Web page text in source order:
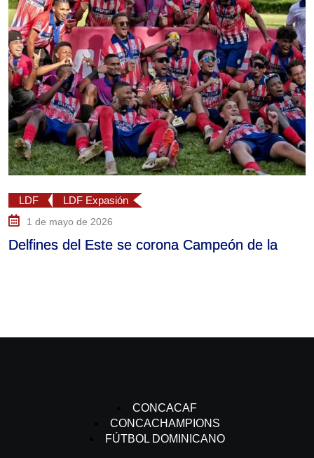
LDF Expasión
de mayo de 2026
del Este se corona Campeón de la
CONCACAF
CONCACHAMPIONS
FÚTBOL DOMINICANO